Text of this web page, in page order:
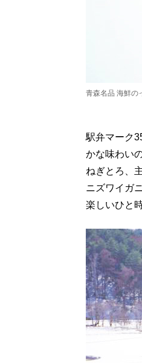
青森名品 海鮮の
駅弁マーク
かな味わい
ねぎとろ、
ニズワイガ
楽しいひと